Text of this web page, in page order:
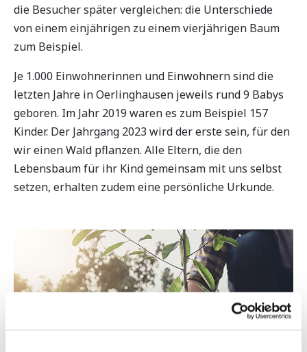
die Besucher später vergleichen: die Unterschiede
von einem einjährigen zu einem vierjährigen Baum
zum Beispiel.
Je 1.000 Einwohnerinnen und Einwohnern sind die
letzten Jahre in Oerlinghausen jeweils rund 9 Babys
geboren. Im Jahr 2019 waren es zum Beispiel 157
Kinder. Der Jahrgang 2023 wird der erste sein, für den
wir einen Wald pflanzen. Alle Eltern, die den
Lebensbaum für ihr Kind gemeinsam mit uns selbst
setzen, erhalten zudem eine persönliche Urkunde.